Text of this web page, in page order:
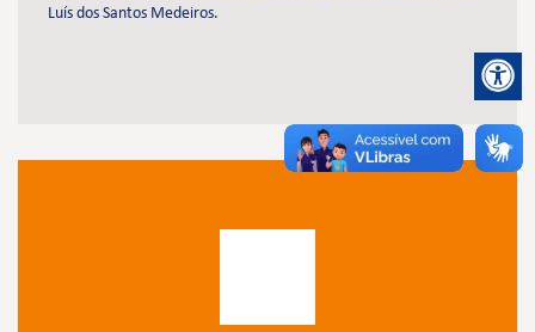
Luís dos Santos Medeiros.